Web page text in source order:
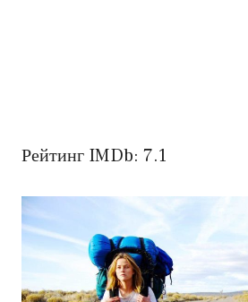
Рейтинг IMDb: 7.1